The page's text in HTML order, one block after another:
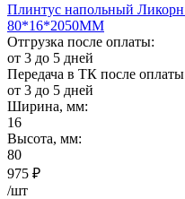
Плинтус напольный
80*16*2050ММ
Отгрузка после оплаты:
от 3 до 5 дней
Передача в ТК после
от 3 до 5 дней
Ширина, мм:
16
Высота, мм:
80
975 ₽
/шт